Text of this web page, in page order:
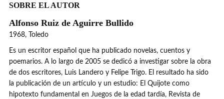
SOBRE EL AUTOR
Alfonso Ruiz de Aguirre Bullido
1968, Toledo
Es un escritor español que ha publicado novelas, cuentos y
poemarios. A lo largo de 2005 se dedicó a investigar sobre la obra
de dos escritores, Luis Landero y Felipe Trigo. El resultado ha sido
la publicación de un artículo y un estudio: El Quijote como
hipotexto fundamental en Juegos de la edad tardía, Revista de